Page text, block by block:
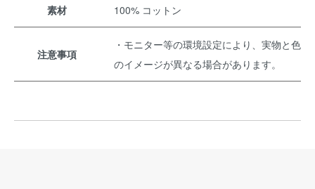
素材 100% コットン
注意事項
・モニター等の環境設定により、実物と色
のイメージが異なる場合があります。